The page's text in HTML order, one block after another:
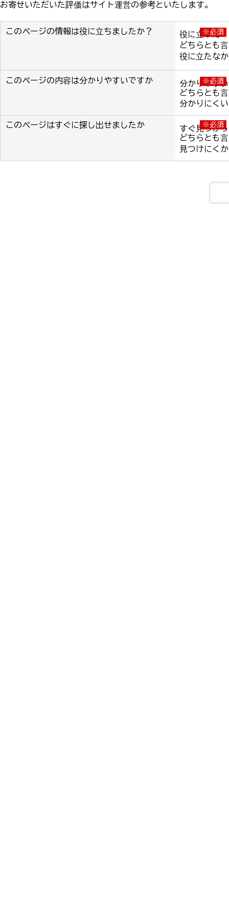
お寄せいただいた評価はサイト運営の参考といたします。
このページの情報は役に立ちましたか？ ※必須
役に立った
どちらとも
役に立たな
このページの内容は分かりやすいですか ※必須
分かりやすい
どちらとも
分かりにくい
このページはすぐに探し出せましたか ※必須
すぐ見つか
どちらとも
見つけにく